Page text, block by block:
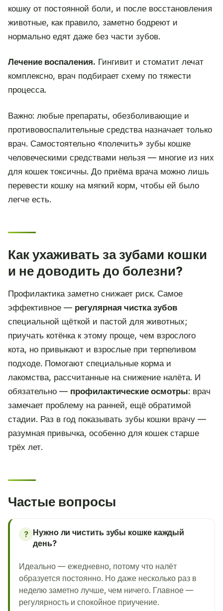
кошку от постоянной боли, и после восстановления
животные, как правило, заметно бодреют и
нормально едят даже без части зубов.
Лечение воспаления. Гингивит и стоматит лечат
комплексно, врач подбирает схему по тяжести
процесса.
Важно: любые препараты, обезболивающие и
противовоспалительные средства назначает только
врач. Самостоятельно «полечить» зубы кошке
человеческими средствами нельзя — многие из них
для кошек токсичны. До приёма врача можно лишь
перевести кошку на мягкий корм, чтобы ей было
легче есть.
Как ухаживать за зубами кошки
и не доводить до болезни?
Профилактика заметно снижает риск. Самое
эффективное — регулярная чистка зубов
специальной щёткой и пастой для животных;
приучать котёнка к этому проще, чем взрослого
кота, но привыкают и взрослые при терпеливом
подходе. Помогают специальные корма и
лакомства, рассчитанные на снижение налёта. И
обязательно — профилактические осмотры: врач
замечает проблему на ранней, ещё обратимой
стадии. Раз в год показывать зубы кошки врачу —
разумная привычка, особенно для кошек старше
трёх лет.
Частые вопросы
? Нужно ли чистить зубы кошке каждый
день?
Идеально — ежедневно, потому что налёт
образуется постоянно. Но даже несколько раз в
неделю заметно лучше, чем ничего. Главное —
регулярность и спокойное приучение.